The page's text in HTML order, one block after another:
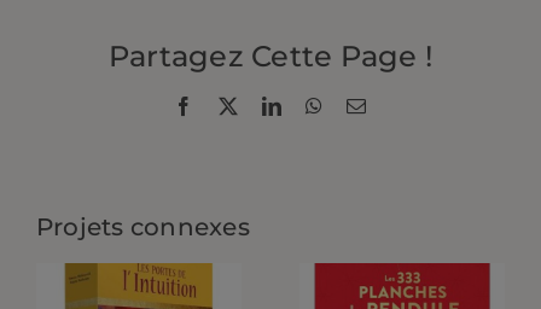
Partagez Cette Page !
Facebook
X LinkedInWhatsApp
Email
Projets connexes